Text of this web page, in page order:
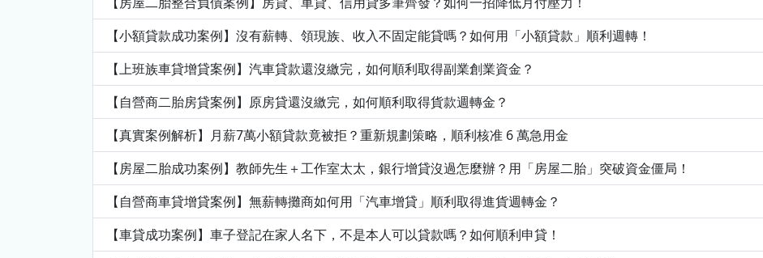
【小額貸款成功案例】沒有薪轉、領現族、收入不固定能貸嗎？如何用「小額貸款」順利週轉！
【上班族車貸增貸案例】汽車貸款還沒繳完，如何順利取得副業創業資金？
【自營商二胎房貸案例】原房貸還沒繳完，如何順利取得貨款週轉金？
【真實案例解析】月薪7萬小額貸款竟被拒？重新規劃策略，順利核准 6 萬急用金
【房屋二胎成功案例】教師先生＋工作室太太，銀行增貸沒過怎麼辦？用「房屋二胎」突破資金僵局！
【自營商車貸增貸案例】無薪轉攤商如何用「汽車增貸」順利取得進貨週轉金？
【車貸成功案例】車子登記在家人名下，不是本人可以貸款嗎？如何順利申貸！